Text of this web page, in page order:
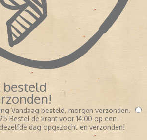
besteld
Vandaag besteld, morgen verzonden.
Bestel de krant voor 14:00 op een
dag opgezocht en verzonden!